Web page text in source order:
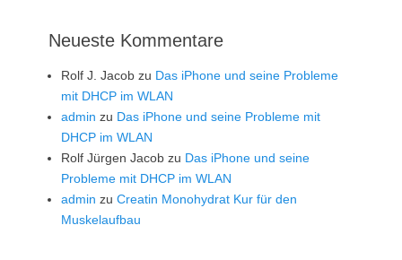
Neueste Kommentare
Rolf J. Jacob zu Das iPhone und seine Probleme
mit DHCP im WLAN
admin zu Das iPhone und seine Probleme mit
DHCP im WLAN
Rolf Jürgen Jacob zu Das iPhone und seine
Probleme mit DHCP im WLAN
admin zu Creatin Monohydrat Kur für den
Muskelaufbau